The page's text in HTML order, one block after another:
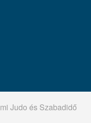
Judo és Szabadidő